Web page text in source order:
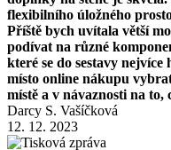
flexibilního úložného
Příště bych uvítala větší
podívat na různé
které se do sestavy nejvíce
místo online nákupu
místě a v návaznosti na to,
Darcy S. Vašíčková
12. 12. 2023